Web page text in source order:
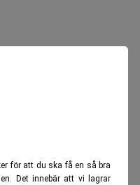
för att du ska få en så bra
Det innebär att vi lagrar